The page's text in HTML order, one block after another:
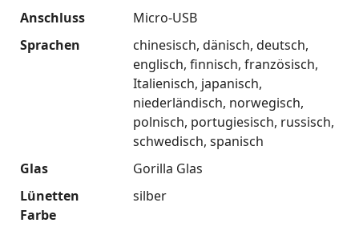
Anschluss
Micro-USB
Sprachen
chinesisch dänisch deutsch
englisch finnisch französisch
Italienisch japanisch
niederländisch norwegisch
polnisch portugiesisch russisch
schwedisch spanisch
Glas
Gorilla Glas
Lünetten
Farbe
silber